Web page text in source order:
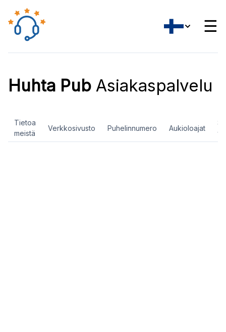
☰
Huhta Pub Asiakaspalvelu
Tietoa
meistä
Verkkosivusto Puhelinnumero Aukioloajat